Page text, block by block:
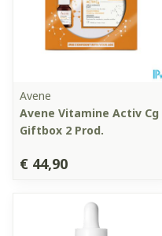
Avene
Avene Vitamine Activ Cg
Giftbox 2 Prod.
€ 44,90